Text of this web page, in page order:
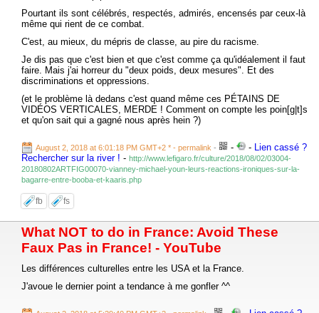
Pourtant ils sont célébrés, respectés, admirés, encensés par ceux-là
même qui rient de ce combat.
C'est, au mieux, du mépris de classe, au pire du racisme.
Je dis pas que c'est bien et que c'est comme ça qu'idéalement il faut
faire. Mais j'ai horreur du "deux poids, deux mesures". Et des
discriminations et oppressions.
(et le problème là dedans c'est quand même ces PÉTAINS DE
VIDÉOS VERTICALES, MERDE ! Comment on compte les poin[g|t]s
et qu'on sait qui a gagné nous après hein ?)
August 2, 2018 at 6:01:18 PM GMT+2 * - permalink - - - Lien cassé ?
Rechercher sur la river ! - http://www.lefigaro.fr/culture/2018/08/02/03004-
20180802ARTFIG00070-vianney-michael-youn-leurs-reactions-ironiques-sur-la-
bagarre-entre-booba-et-kaaris.php
fb fs
What NOT to do in France: Avoid These
Faux Pas in France! - YouTube
Les différences culturelles entre les USA et la France.
J'avoue le dernier point a tendance à me gonfler ^^